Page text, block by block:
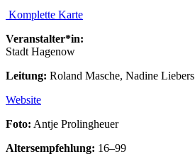
Komplette Karte
Veranstalter*in:
Stadt Hagenow
Leitung: Roland Masche, Nadine Liebers
Website
Foto: Antje Prolingheuer
Altersempfehlung: 16–99